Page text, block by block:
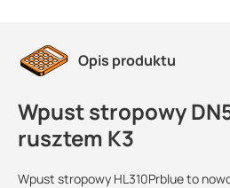
Opis produktu
Wpust stropowy
rusztem K3
Wpust stropowy HL310Prblue to